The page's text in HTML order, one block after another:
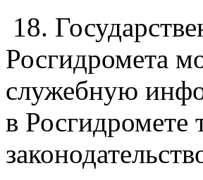
18.
Росгидромета
служебную
в Росгидромете